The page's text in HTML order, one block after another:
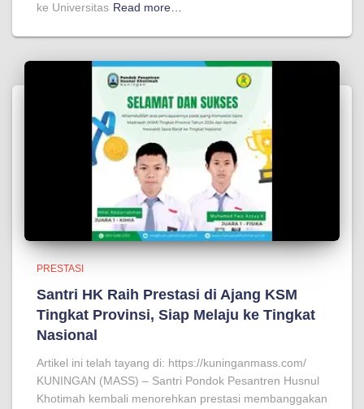
ke Universitas Read more…
PRESTASI
Santri HK Raih Prestasi di Ajang KSM
Tingkat Provinsi, Siap Melaju ke Tingkat
Nasional
Artikel ini telah tayang di: https://kuninganmass.com/
KUNINGAN (MASS) – Santri Pondok Pesantren Husnul
Khotimah kembali menorehkan prestasi membanggakan